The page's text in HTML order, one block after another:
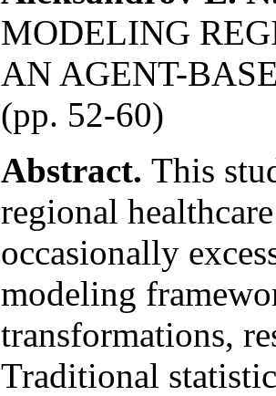
MODELING
AN AGENT-
(pp. 52-60)
Abstract. This
regional
occasionally
modeling
transformations,
Traditional